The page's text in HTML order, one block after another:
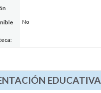
No
EDUCATIVA